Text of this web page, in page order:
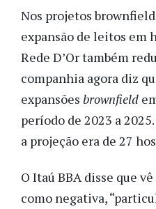
Nos projetos
expansão de leitos em
Rede D’Or também
companhia agora diz
expansões brownfield
período de 2023 a
a projeção era de 27
O Itaú BBA disse que
como negativa,